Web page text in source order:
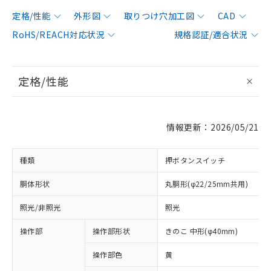
定格/性能 外形図 取りつけ穴加工図
CAD
RoHS/REACH対応状況
規格認証/適合状況
定格/性能
情報更新：2026/05/21
種類 押ボタンスイッチ
胴体形状 丸胴形(φ22/25mm共用)
照光/非照光 照光
操作部 操作部形状 きのこ 中形(φ40mm)
操作部色 黄